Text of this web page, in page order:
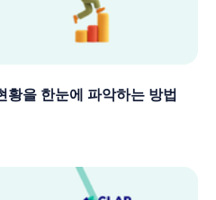
황을 한눈에 파악하는 방법